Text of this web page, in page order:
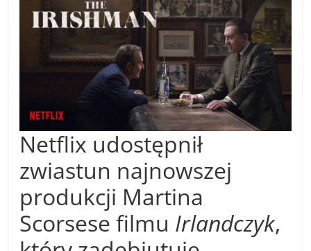
Netflix udostępnił
zwiastun najnowszej
produkcji Martina
Scorsese filmu Irlandczyk,